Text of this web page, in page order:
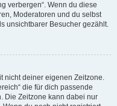
verbergen“. Wenn du diese
Moderatoren und du selbst
unsichtbarer Besucher gezählt.
nicht deiner eigenen Zeitzone.
die für dich passende
Die Zeitzone kann dabei nur